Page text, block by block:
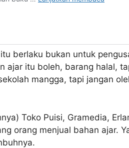
berlaku bukan untuk
ajar itu boleh, barang halal,
mangga, tapi jangan
Toko Puisi, Gramedia,
orang menjual bahan ajar.